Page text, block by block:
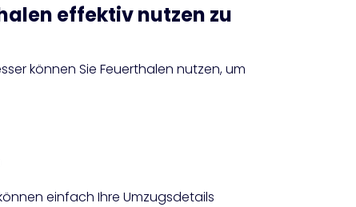
effektiv nutzen zu
können Sie Feuerthalen nutzen, um
einfach Ihre Umzugsdetails